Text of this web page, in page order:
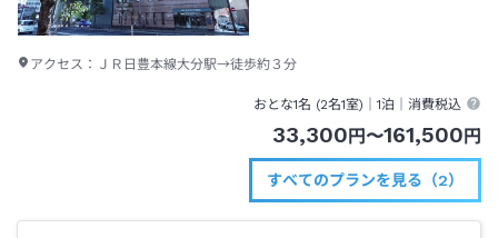
アクセス： ＪＲ日豊本線大分駅→徒歩約３分
おとな1名 (2名1室)｜1泊 ｜消費税込
33,300 円 〜161,500 円
すべてのプランを見る（2）